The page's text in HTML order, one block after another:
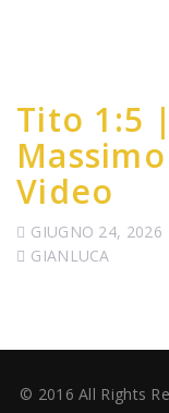
Tito 1:5
Video
GIUGNO 24, 2026
GIANLUCA
© 2016 All Rights